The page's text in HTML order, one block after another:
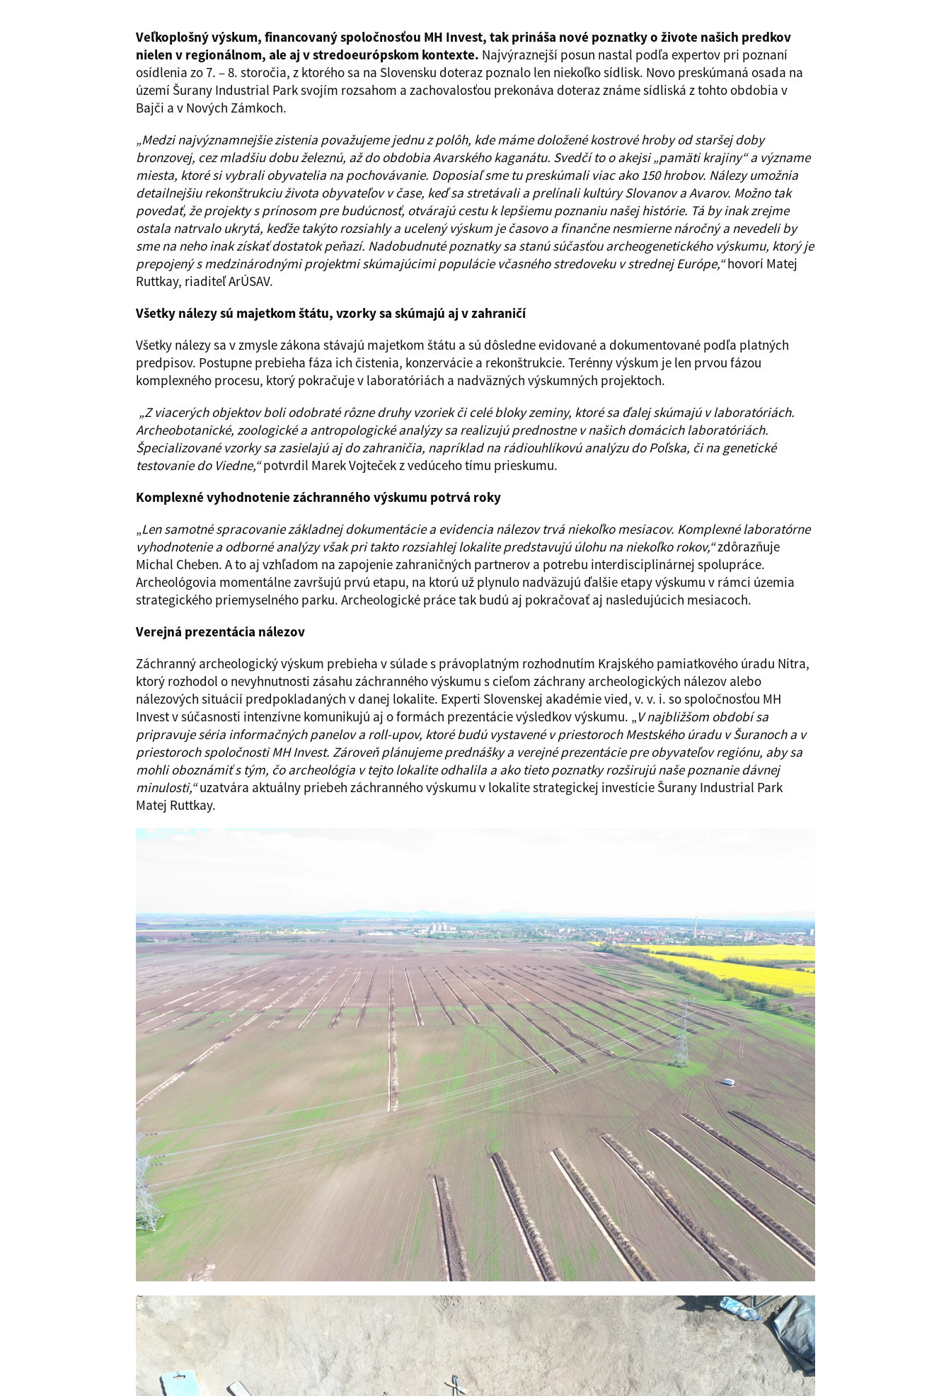
Veľkoplošný výskum, financovaný spoločnosťou MH Invest, tak prináša nové poznatky o živote našich predkov
nielen v regionálnom, ale aj v stredoeurópskom kontexte. Najvýraznejší posun nastal podľa expertov pri poznaní
osídlenia zo 7. – 8. storočia, z ktorého sa na Slovensku doteraz poznalo len niekoľko sídlisk. Novo preskúmaná osada na
území Šurany Industrial Park svojím rozsahom a zachovalosťou prekonáva doteraz známe sídliská z tohto obdobia v
Bajči a v Nových Zámkoch.
„Medzi najvýznamnejšie zistenia považujeme jednu z polôh, kde máme doložené kostrové hroby od staršej doby
bronzovej, cez mladšiu dobu železnú, až do obdobia Avarského kaganátu. Svedčí to o akejsi „pamäti krajiny“ a význame
miesta, ktoré si vybrali obyvatelia na pochovávanie. Doposiaľ sme tu preskúmali viac ako 150 hrobov. Nálezy umožnia
detailnejšiu rekonštrukciu života obyvateľov v čase, keď sa stretávali a prelínali kultúry Slovanov a Avarov. Možno tak
povedať, že projekty s prínosom pre budúcnosť, otvárajú cestu k lepšiemu poznaniu našej histórie. Tá by inak zrejme
ostala natrvalo ukrytá, keďže takýto rozsiahly a ucelený výskum je časovo a finančne nesmierne náročný a nevedeli by
sme na neho inak získať dostatok peňazí. Nadobudnuté poznatky sa stanú súčasťou archeogenetického výskumu, ktorý je
prepojený s medzinárodnými projektmi skúmajúcimi populácie včasného stredoveku v strednej Európe,“hovorí Matej
Ruttkay, riaditeľ ArÚSAV.
Všetky nálezy sú majetkom štátu, vzorky sa skúmajú aj v zahraničí
Všetky nálezy sa v zmysle zákona stávajú majetkom štátu a sú dôsledne evidované a dokumentované podľa platných
predpisov. Postupne prebieha fáza ich čistenia, konzervácie a rekonštrukcie. Terénny výskum je len prvou fázou
komplexného procesu, ktorý pokračuje v laboratóriách a nadväzných výskumných projektoch.
„Z viacerých objektov boli odobraté rôzne druhy vzoriek či celé bloky zeminy, ktoré sa ďalej skúmajú v laboratóriách.
Archeobotanické, zoologické a antropologické analýzy sa realizujú prednostne v našich domácich laboratóriách.
Špecializované vzorky sa zasielajú aj do zahraničia, napríklad na rádiouhlíkovú analýzu do Poľska, či na genetické
testovanie do Viedne,“potvrdil Marek Vojteček z vedúceho tímu prieskumu.
Komplexné vyhodnotenie záchranného výskumu potrvá roky
„Len samotné spracovanie základnej dokumentácie a evidencia nálezov trvá niekoľko mesiacov. Komplexné laboratórne
vyhodnotenie a odborné analýzy však pri takto rozsiahlej lokalite predstavujú úlohu na niekoľko rokov,“zdôrazňuje
Michal Cheben. A to aj vzhľadom na zapojenie zahraničných partnerov a potrebu interdisciplinárnej spolupráce.
Archeológovia momentálne završujú prvú etapu, na ktorú už plynulo nadväzujú ďalšie etapy výskumu v rámci územia
strategického priemyselného parku. Archeologické práce tak budú aj pokračovať aj nasledujúcich mesiacoch.
Verejná prezentácia nálezov
Záchranný archeologický výskum prebieha v súlade s právoplatným rozhodnutím Krajského pamiatkového úradu Nitra,
ktorý rozhodol o nevyhnutnosti zásahu záchranného výskumu s cieľom záchrany archeologických nálezov alebo
nálezových situácií predpokladaných v danej lokalite. Experti Slovenskej akadémie vied, v. v. i. so spoločnosťou MH
Invest v súčasnosti intenzívne komunikujú aj o formách prezentácie výsledkov výskumu. „V najbližšom období sa
pripravuje séria informačných panelov a roll-upov, ktoré budú vystavené v priestoroch Mestského úradu v Šuranoch a v
priestoroch spoločnosti MH Invest. Zároveň plánujeme prednášky a verejné prezentácie pre obyvateľov regiónu, aby sa
mohli oboznámiť s tým, čo archeológia v tejto lokalite odhalila a ako tieto poznatky rozširujú naše poznanie dávnej
minulosti,“uzatvára aktuálny priebeh záchranného výskumu v lokalite strategickej investície Šurany Industrial Park
Matej Ruttkay.